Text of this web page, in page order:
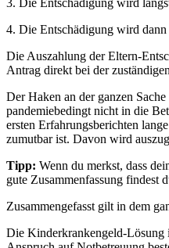
3. Die Entschädigung wird
4. Die Entschädigung wird
Die Auszahlung der Eltern-
Antrag direkt bei der
Der Haken an der ganzen
pandemiebedingt nicht in die
ersten Erfahrungsberichten
zumutbar ist. Davon wird
Tipp: Wenn du merkst, dass
gute Zusammenfassung findest
Zusammengefasst gilt in dem
Die Kinderkrankengeld-Lösung